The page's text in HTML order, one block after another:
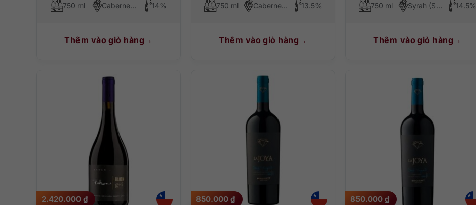
750 ml Cabernet Sauvignon 14%
Thêm vào giỏ hàng
750 ml Cabernet Sauvignon 13.5%
Thêm vào giỏ hàng
750 ml Syrah (Shiraz), Cabernet Sauvignon 14.5%
Thêm vào giỏ hàng
2.420.000 ₫ 850.000 ₫ 850.000 ₫